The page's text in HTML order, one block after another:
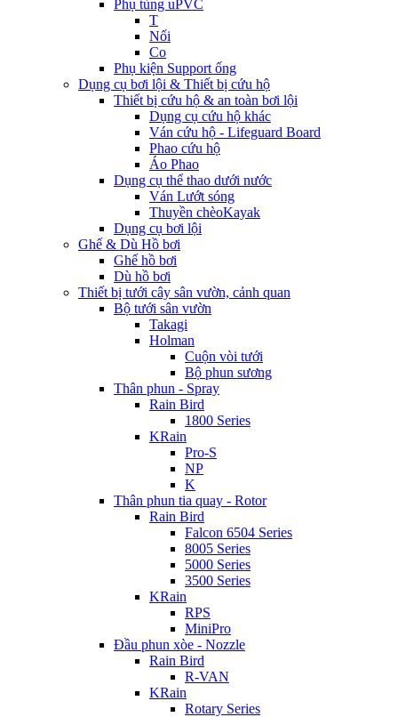
Phụ tùng uPVC
T
Nối
Co
Phụ kiện Support ống
Dụng cụ bơi lội & Thiết bị cứu hộ
Thiết bị cứu hộ & an toàn bơi lội
Dụng cụ cứu hộ khác
Ván cứu hộ - Lifeguard Board
Phao cứu hộ
Áo Phao
Dụng cụ thể thao dưới nước
Ván Lướt sóng
Thuyền chèoKayak
Dụng cụ bơi lội
Ghế & Dù Hồ bơi
Ghế hồ bơi
Dù hồ bơi
Thiết bị tưới cây sân vườn, cảnh quan
Bộ tưới sân vườn
Takagi
Holman
Cuộn vòi tưới
Bộ phun sương
Thân phun - Spray
Rain Bird
1800 Series
KRain
Pro-S
NP
K
Thân phun tia quay - Rotor
Rain Bird
Falcon 6504 Series
8005 Series
5000 Series
3500 Series
KRain
RPS
MiniPro
Đầu phun xòe - Nozzle
Rain Bird
R-VAN
KRain
Rotary Series